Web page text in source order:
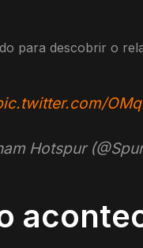
para descobrir o
Hotspur